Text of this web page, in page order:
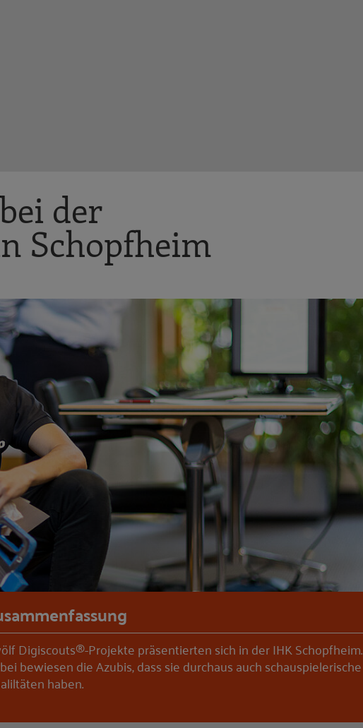
der
Schopfheim
Digiscouts®-Projekte präsentierten sich in der IHK Schopfheim.
bewiesen die Azubis, dass sie durchaus auch schauspielerische
haben.